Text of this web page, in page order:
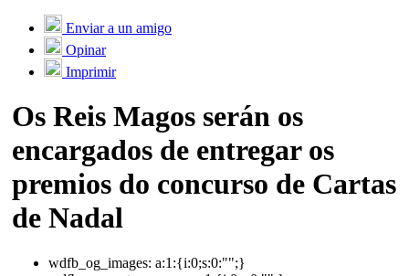
Enviar a un amigo
Opinar
Imprimir
Os Reis Magos serán os
encargados de entregar os
premios do concurso de Cartas
de Nadal
wdfb_og_images: a:1:{i:0;s:0:"";}